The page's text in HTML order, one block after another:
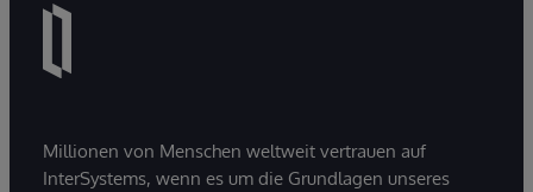
Millionen von Menschen weltweit vertrauen auf
InterSystems, wenn es um die Grundlagen unseres